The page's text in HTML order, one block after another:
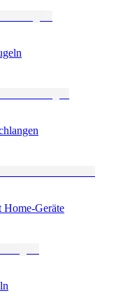
Home-Geräte